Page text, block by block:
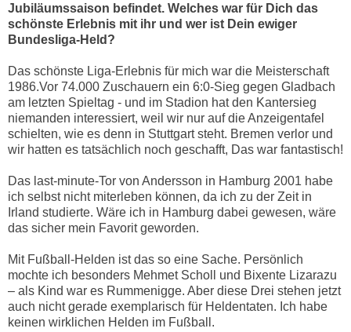
Jubiläumssaison befindet. Welches war für Dich das
schönste Erlebnis mit ihr und wer ist Dein ewiger
Bundesliga-Held?
Das schönste Liga-Erlebnis für mich war die Meisterschaft
1986.Vor 74.000 Zuschauern ein 6:0-Sieg gegen Gladbach
am letzten Spieltag - und im Stadion hat den Kantersieg
niemanden interessiert, weil wir nur auf die Anzeigentafel
schielten, wie es denn in Stuttgart steht. Bremen verlor und
wir hatten es tatsächlich noch geschafft, Das war fantastisch!
Das last-minute-Tor von Andersson in Hamburg 2001 habe
ich selbst nicht miterleben können, da ich zu der Zeit in
Irland studierte. Wäre ich in Hamburg dabei gewesen, wäre
das sicher mein Favorit geworden.
Mit Fußball-Helden ist das so eine Sache. Persönlich
mochte ich besonders Mehmet Scholl und Bixente Lizarazu
– als Kind war es Rummenigge. Aber diese Drei stehen jetzt
auch nicht gerade exemplarisch für Heldentaten. Ich habe
keinen wirklichen Helden im Fußball.